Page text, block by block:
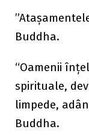
Buddha.
“Oamenii
spirituale,
limpede,
Buddha.